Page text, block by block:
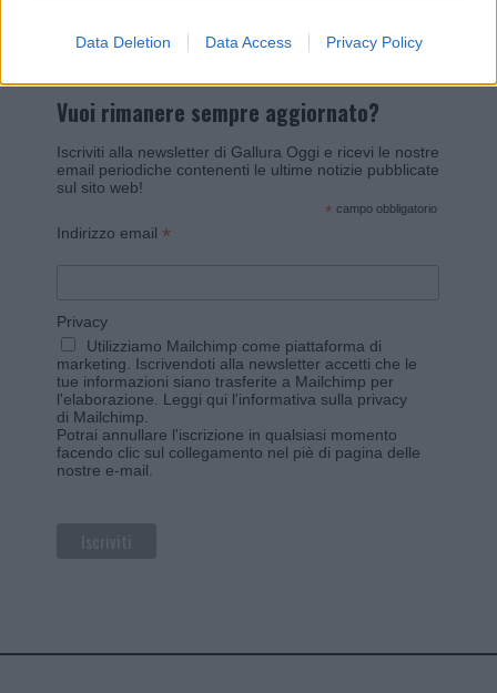
Data Deletion Data Access Privacy Policy
Vuoi rimanere sempre aggiornato?
Iscriviti alla newsletter di Gallura Oggi e ricevi le nostre
email periodiche contenenti le ultime notizie pubblicate
sul sito web!
* campo obbligatorio
Indirizzo email *
Privacy
Utilizziamo Mailchimp come piattaforma di
marketing. Iscrivendoti alla newsletter accetti che le
tue informazioni siano trasferite a Mailchimp per
l'elaborazione. Leggi qui l'informativa sulla privacy
di Mailchimp
Potrai annullare l'iscrizione in qualsiasi momento
facendo clic sul collegamento nel piè di pagina delle
nostre e-mail.